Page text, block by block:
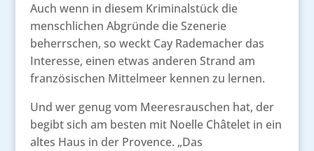
Auch wenn in diesem Kriminalstück die
menschlichen Abgründe die Szenerie
beherrschen, so weckt Cay Rademacher das
Interesse, einen etwas anderen Strand am
französischen Mittelmeer kennen zu lernen.
Und wer genug vom Meeresrauschen hat, der
begibt sich am besten mit Noelle Châtelet in ein
altes Haus in der Provence. „Das